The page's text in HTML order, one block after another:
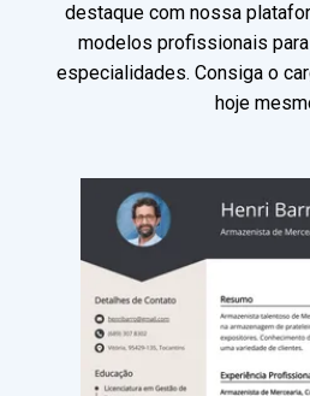
destaque com nossa
modelos profissionais
especialidades. Consiga o
hoje